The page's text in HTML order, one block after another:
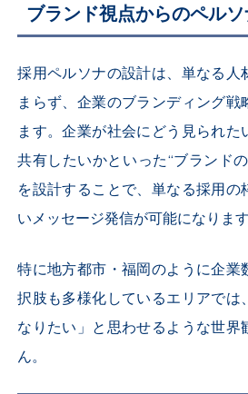
ブランド視点からのペル
採用ペルソナの設計は、単なる人
まらず、企業のブランディング
ます。企業が社会にどう見られ
共有したいかといった“ブランド
を設計することで、単なる採用の
いメッセージ発信が可能になります
特に地方都市・福岡のように企業
択肢も多様化しているエリアでは
なりたい」と思わせるような世界
ん。